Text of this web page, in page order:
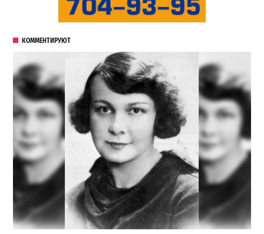
КОММЕНТИРУЮТ